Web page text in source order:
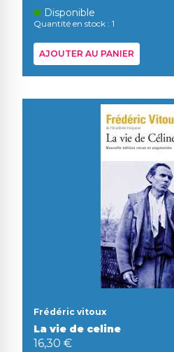
Disponible
Quantité en stock : 1
AJOUTER AU PANIER
Frédéric vitoux
La vie de celine
16,30 €